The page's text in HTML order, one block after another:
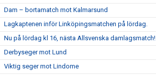
Dam – bortamatch mot Kalmarsund
Lagkaptenen inför Linköpingsmatchen på lördag.
Nu på lördag kl 16, nästa Allsvenska damlagsmatch!
Derbyseger mot Lund
Viktig seger mot Lindome